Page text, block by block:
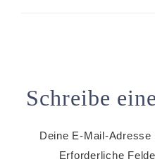
Schreibe
Deine E-Mail-
Erforderliche